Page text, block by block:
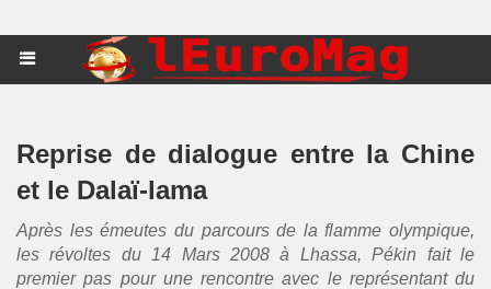
Reprise de dialogue entre la Chine
et le Dalaï-lama
Après les émeutes du parcours de la flamme olympique,
les révoltes du 14 Mars 2008 à Lhassa, Pékin fait le
premier pas pour une rencontre avec le représentant du